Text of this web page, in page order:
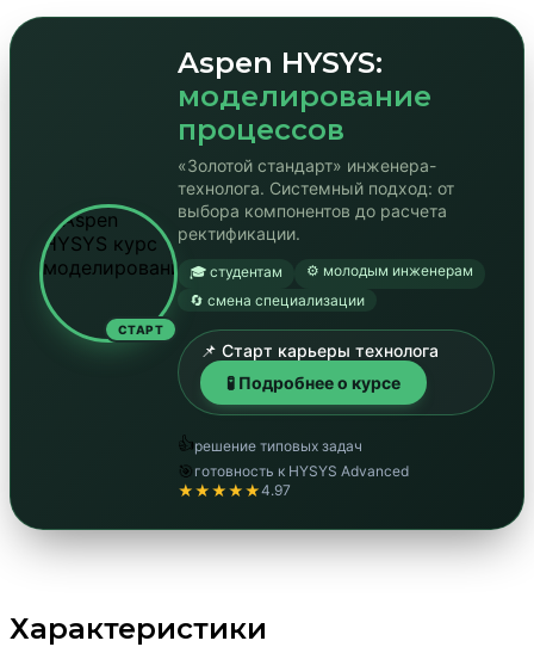
СТАРТ
Aspen HYSYS:
моделирование
процессов
«Золотой стандарт» инженера-
технолога. Системный подход: от
выбора компонентов до расчета
ректификации.
🎓 студентам
⚙️ молодым инженерам
🔄 смена специализации
📌 Старт карьеры технолога
🧪 Подробнее о курсе
👍решение типовых задач
🎯 готовность к HYSYS Advanced
★★★★★4.97
Характеристики